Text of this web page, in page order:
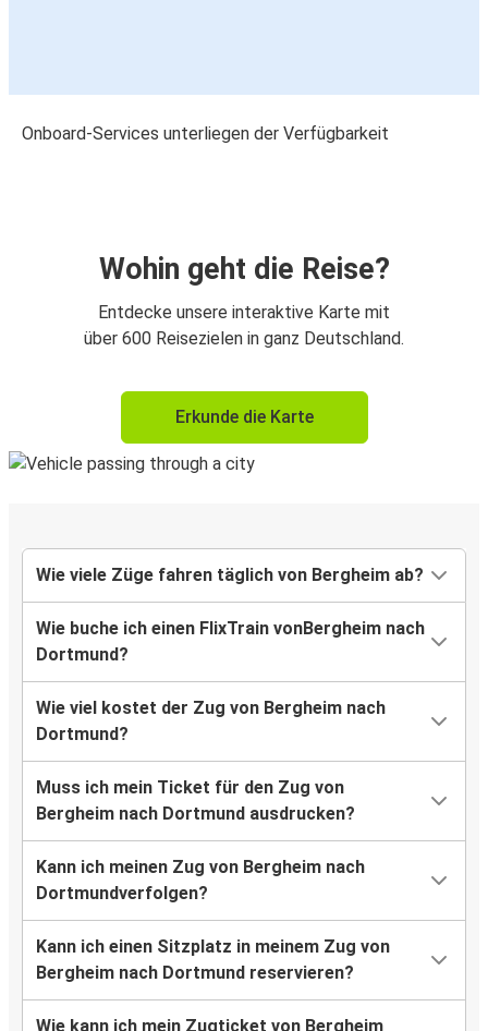
Onboard-Services unterliegen der Verfügbarkeit
Wohin geht die Reise?
Entdecke unsere interaktive Karte mit
über 600 Reisezielen in ganz Deutschland.
Erkunde die Karte
Wie viele Züge fahren täglich von Bergheim ab?
Wie buche ich einen FlixTrain vonBergheim nach
Dortmund?
Wie viel kostet der Zug von Bergheim nach
Dortmund?
Muss ich mein Ticket für den Zug von
Bergheim nach Dortmund ausdrucken?
Kann ich meinen Zug von Bergheim nach
Dortmundverfolgen?
Kann ich einen Sitzplatz in meinem Zug von
Bergheim nach Dortmund reservieren?
Wie kann ich mein Zugticket von Bergheim